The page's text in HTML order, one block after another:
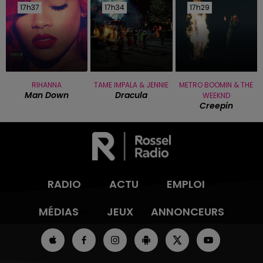
17h37
17h37
RIHANNA
Man Down
17h34
17h34
TAME IMPALA & JENNIE
Dracula
17h29
17h29
METRO BOOMIN & THE
WEEKND
Creepin
RADIO ACTU
EMPLOI
MÉDIAS
JEUX ANNONCEURS